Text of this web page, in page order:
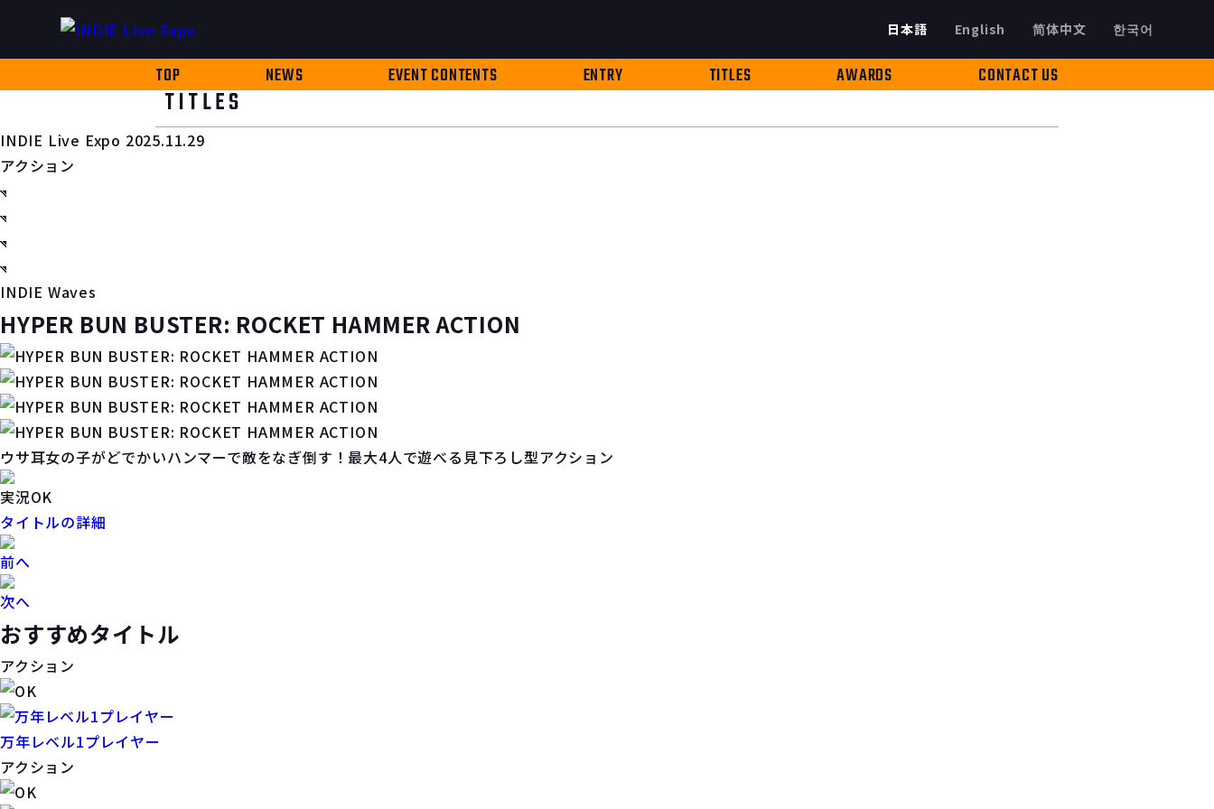
日本語 한국어
English 简体中文
TOP NEWS EVENT CONTENTS ENTRY TITLES AWARDS CONTACT US
TITLES
INDIE Live Expo 2025.11.29
アクション
INDIE Waves
HYPER BUN BUSTER: ROCKET HAMMER ACTION
ウサ耳女の子がどでかいハンマーで敵をなぎ倒す！最大4人で遊べる見下ろし型アクション
実況OK
タイトルの詳細
前へ
次へ
おすすめタイトル
アクション
万年レベル1プレイヤー
アクション